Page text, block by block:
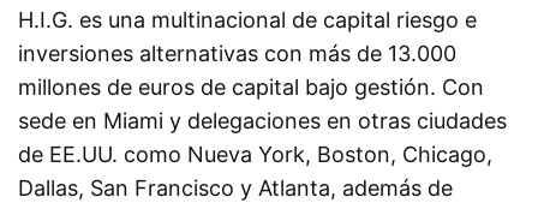
H.I.G. es una multinacional de capital riesgo e
inversiones alternativas con más de 13.000
millones de euros de capital bajo gestión. Con
sede en Miami y delegaciones en otras ciudades
de EE.UU. como Nueva York, Boston, Chicago,
Dallas, San Francisco y Atlanta, además de